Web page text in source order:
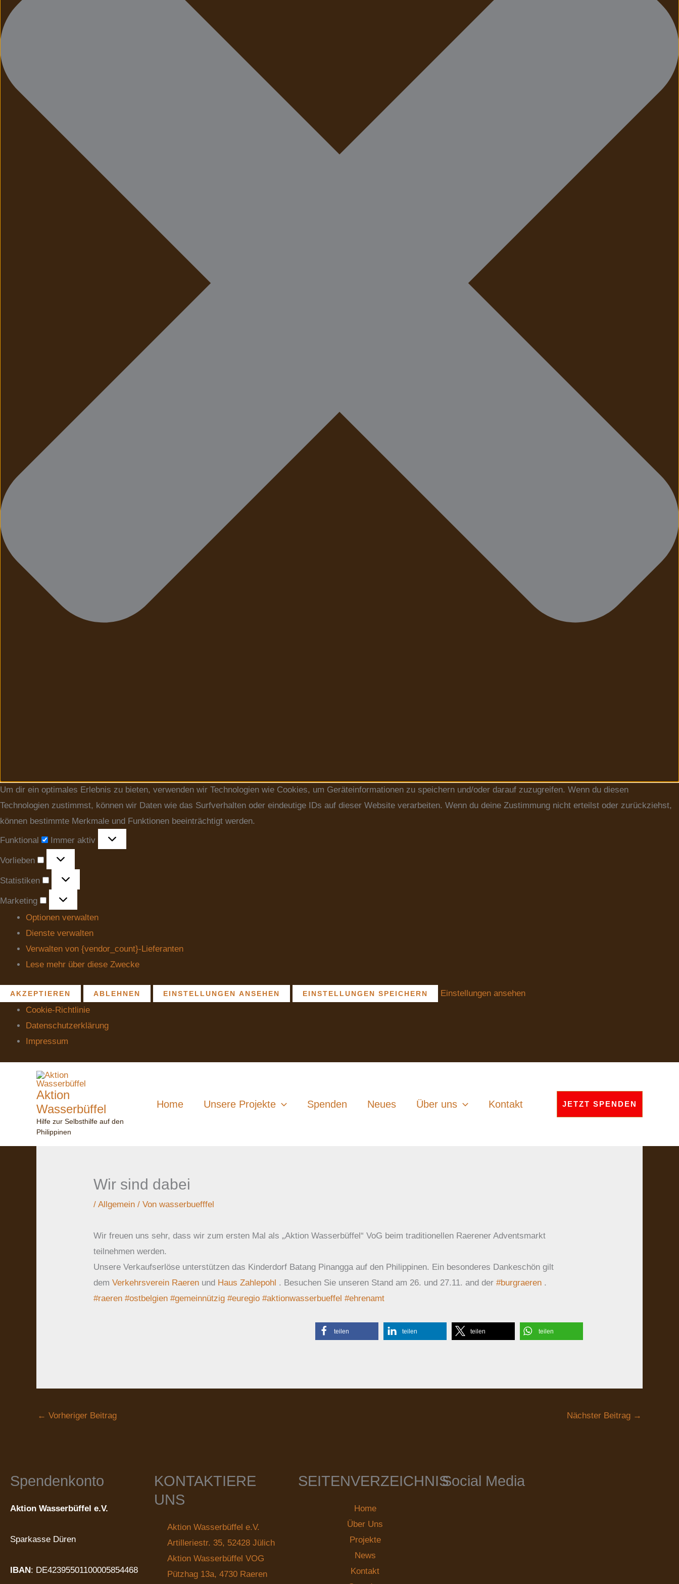
Um dir ein optimales Erlebnis zu bieten, verwenden wir Technologien wie Cookies, um Geräteinformationen zu speichern und/oder darauf zuzugreifen. Wenn du diesen
Technologien zustimmst, können wir Daten wie das Surfverhalten oder eindeutige IDs auf dieser Website verarbeiten. Wenn du deine Zustimmung nicht erteilst oder zurückziehst,
können bestimmte Merkmale und Funktionen beeinträchtigt werden.
Funktional
Immer aktiv
Vorlieben
Statistiken
Marketing
Optionen verwalten
Dienste verwalten
Verwalten von {vendor_count}-Lieferanten
Lese mehr über diese Zwecke
AKZEPTIEREN ABLEHNEN EINSTELLUNGEN ANSEHEN EINSTELLUNGEN SPEICHERN
Einstellungen ansehen
Cookie-Richtlinie
Datenschutzerklärung
Impressum
Aktion
Wasserbüffel
Hilfe zur Selbsthilfe auf den
Philippinen
Home Unsere Projekte Spenden Neues Über uns Kontakt JETZT SPENDEN
Wir sind dabei
/Allgemein / Vonwasserbuefffel
Wir freuen uns sehr, dass wir zum ersten Mal als „Aktion Wasserbüffel“ VoG beim traditionellen Raerener Adventsmarkt
teilnehmen werden.
Unsere Verkaufserlöse unterstützen das Kinderdorf Batang Pinangga auf den Philippinen. Ein besonderes Dankeschön gilt
demVerkehrsverein Raeren und Haus Zahlepohl . Besuchen Sie unseren Stand am 26. und 27.11. and der#burgraeren .
#raeren #ostbelgien #gemeinnützig #euregio #aktionwasserbueffel #ehrenamt
teilen teilen teilen teilen
← Vorheriger Beitrag Nächster Beitrag →
Spendenkonto
Aktion Wasserbüffel e.V.
Sparkasse Düren
IBAN: DE42395501100005854468
KONTAKTIERE
UNS
Aktion Wasserbüffel e.V.
Artilleriestr. 35, 52428 Jülich
Aktion Wasserbüffel VOG
Pützhag 13a, 4730 Raeren
SEITENVERZEICHNIS
Home
Über Uns
Projekte
News
Kontakt
Social Media